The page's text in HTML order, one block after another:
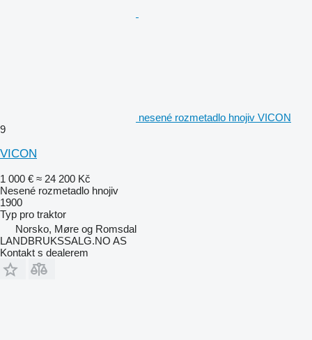
nesené rozmetadlo hnojiv VICON
9
VICON
1 000 € ≈ 24 200 Kč
Nesené rozmetadlo hnojiv
1900
Typ pro traktor
Norsko, Møre og Romsdal
LANDBRUKSSALG.NO AS
Kontakt s dealerem